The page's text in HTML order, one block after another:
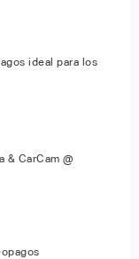
ideal para los
& CarCam @